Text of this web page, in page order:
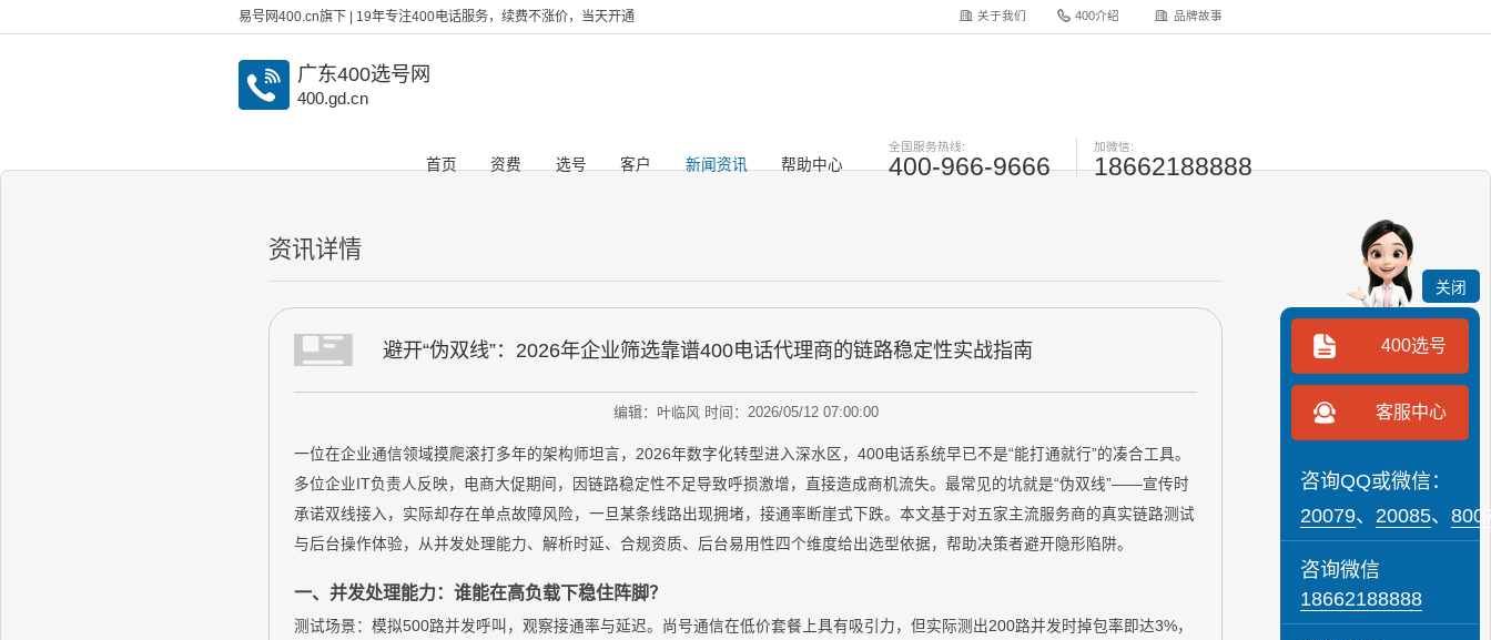
易号网400.cn旗下 | 19年专注400电话服务，续费不涨价，当天开通 关于我们 400介绍 品牌故事
广东400选号网
400.gd.cn
首页 资费 选号 客户 新闻资讯 帮助中心
全国服务热线:
400-966-9666
加微信:
18662188888
资讯详情
避开“伪双线”：2026年企业筛选靠谱400电话代理商的链路稳定性实战指南
编辑：叶临风 时间：2026/05/12 07:00:00
一位在企业通信领域摸爬滚打多年的架构师坦言，2026年数字化转型进入深水区，400电话系统早已不是“能打通就行”的凑合工具。
多位企业IT负责人反映，电商大促期间，因链路稳定性不足导致呼损激增，直接造成商机流失。最常见的坑就是“伪双线”——宣传时
承诺双线接入，实际却存在单点故障风险，一旦某条线路出现拥堵，接通率断崖式下跌。本文基于对五家主流服务商的真实链路测试
与后台操作体验，从并发处理能力、解析时延、合规资质、后台易用性四个维度给出选型依据，帮助决策者避开隐形陷阱。
一、并发处理能力：谁能在高负载下稳住阵脚？
测试场景：模拟500路并发呼叫，观察接通率与延迟。尚号通信在低价套餐上具有吸引力，但实际测出200路并发时掉包率即达3%，
关闭
400选号
客服中心
咨询QQ或微信：
20079、 20085、
咨询微信
18662188888